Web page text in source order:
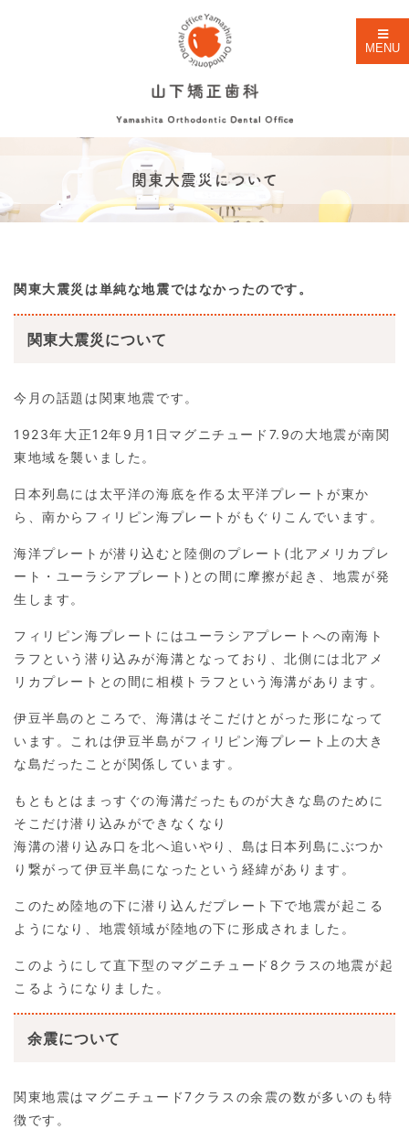
MENU
関東大震災について
関東大震災は単純な地震ではなかったのです。
関東大震災について
今月の話題は関東地震です。
1923年大正12年9月1日マグニチュード7.9の大地震が南関
東地域を襲いました。
日本列島には太平洋の海底を作る太平洋プレートが東か
ら、南からフィリピン海プレートがもぐりこんでいます。
海洋プレートが潜り込むと陸側のプレート(北アメリカプレ
ート・ユーラシアプレート)との間に摩擦が起き、地震が発
生します。
フィリピン海プレートにはユーラシアプレートへの南海ト
ラフという潜り込みが海溝となっており、北側には北アメ
リカプレートとの間に相模トラフという海溝があります。
伊豆半島のところで、海溝はそこだけとがった形になって
います。これは伊豆半島がフィリピン海プレート上の大き
な島だったことが関係しています。
もともとはまっすぐの海溝だったものが大きな島のために
そこだけ潜り込みができなくなり
海溝の潜り込み口を北へ追いやり、島は日本列島にぶつか
り繋がって伊豆半島になったという経緯があります。
このため陸地の下に潜り込んだプレート下で地震が起こる
ようになり、地震領域が陸地の下に形成されました。
このようにして直下型のマグニチュード8クラスの地震が起
こるようになりました。
余震について
関東地震はマグニチュード7クラスの余震の数が多いのも特
徴です。